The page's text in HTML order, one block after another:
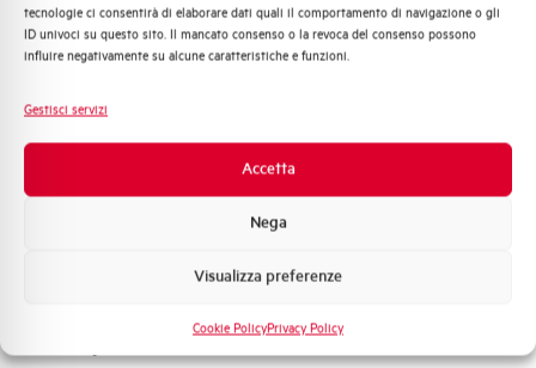
tecnologie ci consentirà di elaborare dati quali il comportamento di navigazione o gli
ID univoci su questo sito. Il mancato consenso o la revoca del consenso possono
influire negativamente su alcune caratteristiche e funzioni.
Gestisci servizi
Accetta
Nega
Visualizza preferenze
Cookie PolicyPrivacy Policy
Adatto al sezionamento
secondo EN 60947-2
SI
Temperatura di riferimento (°C)
Distribuzione di Energia
Automazione Industriale
Sistema Quadri
Promozioni e offerte
Formazione tecnica
Voglio ricevere aggiornamenti, novità di